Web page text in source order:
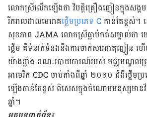
លោក​ស្រី​លើក​ឡើង​ថា វិបត្តិ​គ្រឿង​ញៀន​ក្នុង​សង្គម ជ
រីករាល​ដាល​មេរោគ​ថ្លើម​ប្រភេទ C កាន់​តែ​ខ្ពស់
សុខភាព JAMA លោក​ស្រី​ធ្លាប់​កត់​សម្គាល់​ថា
ថ្លើម គឺ​ទំនាក់​ទំនង​នឹង​ការ​ចាក់​សារធាតុ​ញៀន
យ៉ាង​ខ្លាំង ខណៈ​របាយការណ៍​របស់ មជ្ឈមណ្ឌល​គ្រ
អាមេរិក CDC ចាប់​តាំង​ពី​ឆ្នាំ ២០១០ ជំងឺ​ថ្លើម​ប្
ឡើង​កាន់​តែ​ខ្ពស់ ពិសេស​ក្នុង​ចំណោម​មនុស្ស​មា
ឆ្នាំ។